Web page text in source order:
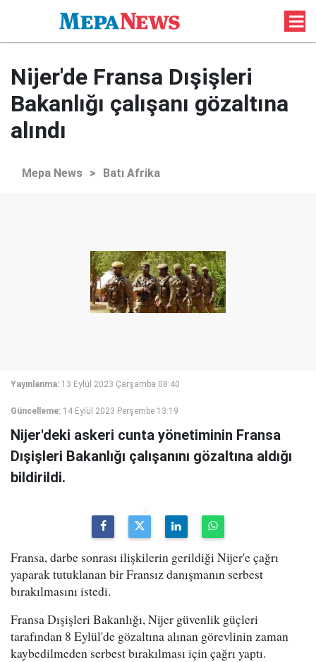
Nijer'de Fransa Dışişleri
Bakanlığı çalışanı gözaltına
alındı
Mepa News > Batı Afrika
Yayınlanma: 13 Eylül 2023 Çarşamba 08:40
Güncelleme: 14 Eylül 2023 Perşembe 13:19
Nijer'deki askeri cunta yönetiminin Fransa
Dışişleri Bakanlığı çalışanını gözaltına aldığı
bildirildi.
Fransa, darbe sonrası ilişkilerin gerildiği Nijer'e çağrı
yaparak tutuklanan bir Fransız danışmanın serbest
bırakılmasını istedi.
Fransa Dışişleri Bakanlığı, Nijer güvenlik güçleri
tarafından 8 Eylül'de gözaltına alınan görevlinin zaman
kaybedilmeden serbest bırakılması için çağrı yaptı.